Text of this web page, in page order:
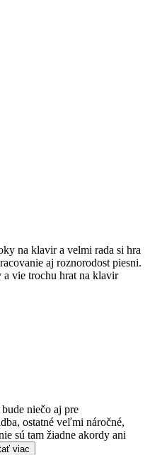
na klavir a velmi rada si hra
aj roznorodost piesni.
a vie trochu hrat na klavir
niečo aj pre
ostatné veľmi náročné,
sú tam žiadne akordy ani
viac